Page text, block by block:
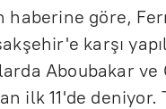
haberine göre,
karşı
Aboubakar ve
ilk 11'de deniyor.